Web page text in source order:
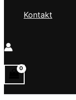
Kontakt